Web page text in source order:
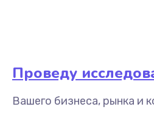
Проведу
Вашего бизнеса, рынка и